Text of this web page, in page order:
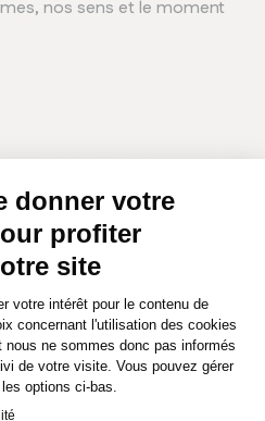
nos sens et le moment